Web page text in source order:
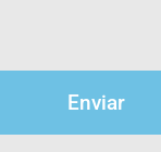
Enviar